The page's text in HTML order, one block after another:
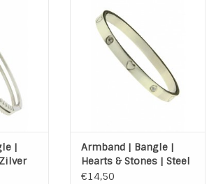
|
Armband | Bangle |
Hearts & Stones | Steel
| Zilver
€14,50